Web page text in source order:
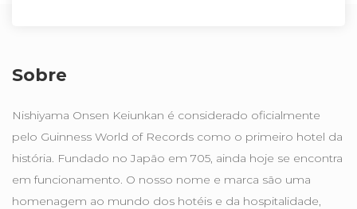
Sobre
Nishiyama Onsen Keiunkan é considerado oficialmente
pelo Guinness World of Records como o primeiro hotel da
história. Fundado no Japão em 705, ainda hoje se encontra
em funcionamento. O nosso nome e marca são uma
homenagem ao mundo dos hotéis e da hospitalidade,